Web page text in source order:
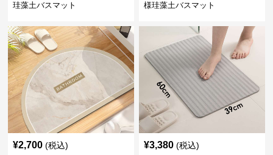
珪藻土バスマット
様珪藻土バスマット
¥2,700 (税込) ¥3,380 (税込)